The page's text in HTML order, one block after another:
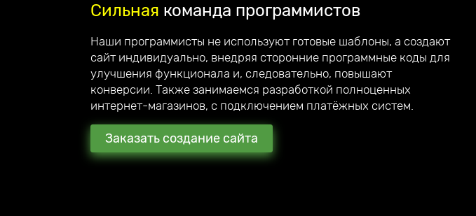
стильные сайты
, которые
вас вдохновляют!
Приветствую, меня зовут Андрей Юзефович, я
руководитель компании Unicode-Profi
Мы стараемся превзойти ожидания наших клиентов. В награду они
рекомендуют нас своим знакомым и партнёрам.
С каждым клиентом общаюсь лично и детально отвечаю на все вопросы.
Сильная команда программистов
Наши программисты не используют готовые шаблоны, а создают
сайт индивидуально, внедряя сторонние программные коды для
улучшения функционала и, следовательно, повышают
конверсии. Также занимаемся разработкой полноценных
интернет-магазинов, с подключением платёжных систем.
Заказать создание сайта